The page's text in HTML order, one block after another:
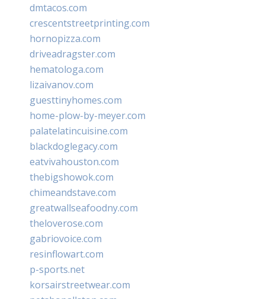
dmtacos.com
crescentstreetprinting.com
hornopizza.com
driveadragster.com
hematologa.com
lizaivanov.com
guesttinyhomes.com
home-plow-by-meyer.com
palatelatincuisine.com
blackdoglegacy.com
eatvivahouston.com
thebigshowok.com
chimeandstave.com
greatwallseafoodny.com
theloverose.com
gabriovoice.com
resinflowart.com
p-sports.net
korsairstreetwear.com